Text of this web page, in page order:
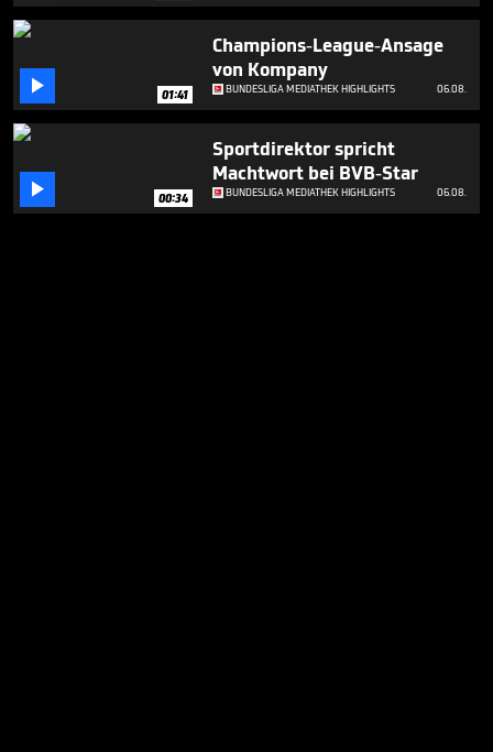
 01:41
Champions-League-Ansage
von Kompany
BUNDESLIGA MEDIATHEK HIGHLIGHTS 06.08.
 00:34
Sportdirektor spricht
Machtwort bei BVB-Star
BUNDESLIGA MEDIATHEK HIGHLIGHTS 06.08.